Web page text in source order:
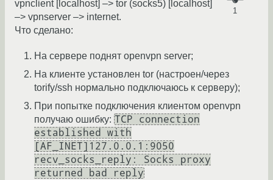
1
vpnclient [localhost] –> tor (socks5) [localhost]
–> vpnserver –> internet.
Что сделано:
На сервере поднят openvpn server;
На клиенте установлен tor (настроен/через
torify/ssh нормально подключаюсь к серверу);
При попытке подключения клиентом openvpn
получаю ошибку: TCP connection
established with
[AF_INET]127.0.0.1:9050
recv_socks_reply: Socks proxy
returned bad reply